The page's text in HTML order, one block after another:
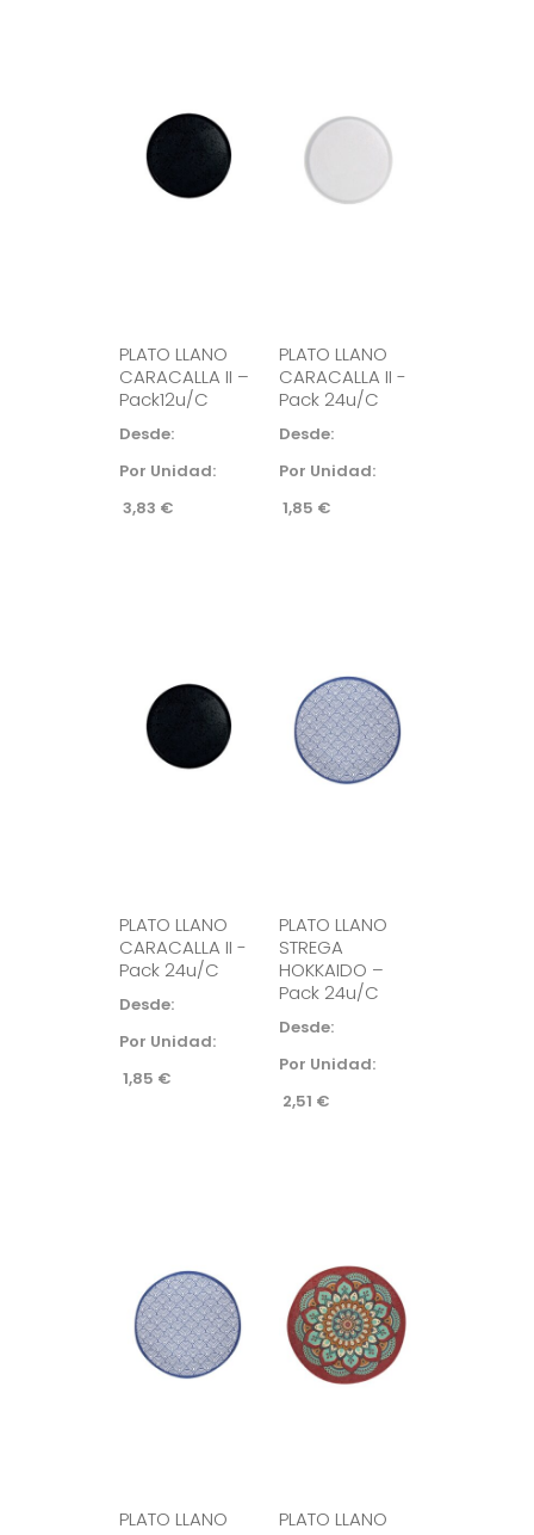
PLATO LLANO
CARACALLA II –
Pack12u/c
Desde:
Por Unidad:
3,83 €
PLATO LLANO
CARACALLA II -
Pack 24u/c
Desde:
Por Unidad:
1,85 €
PLATO LLANO
CARACALLA II -
Pack 24u/c
Desde:
Por Unidad:
1,85 €
PLATO LLANO
STREGA
HOKKAIDO –
Pack 24u/c
Desde:
Por Unidad:
2,51 €
PLATO LLANO
PLATO LLANO